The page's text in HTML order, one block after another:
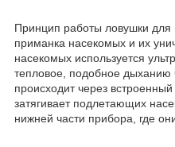
Принцип работы ловушки для
приманка насекомых и их
насекомых используется
тепловое, подобное дыханию
происходит через
затягивает подлетающих
нижней части прибора, где